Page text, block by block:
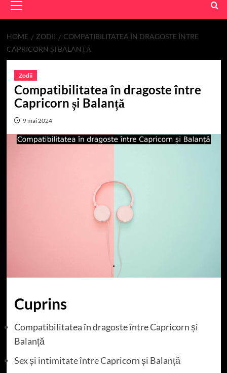
Menu
HOME ZODII
COMPATIBILITATEA ÎN DRAGOSTE ÎNTRE
CAPRICORN ȘI BALANȚĂ
Zodii
Compatibilitatea în dragoste între
Capricorn și Balanță
9 mai 2024
Cuprins
Compatibilitatea în dragoste între Capricorn și
Balanță
Sex și intimitate între Capricorn și Balanță